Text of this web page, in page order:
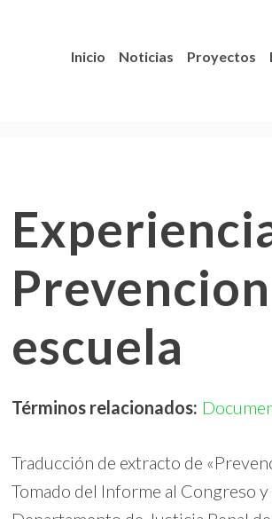
Inicio Noticias Proyectos
escuela
Términos relacionados:
Traducción de extracto de
Tomado del Informe al Congreso